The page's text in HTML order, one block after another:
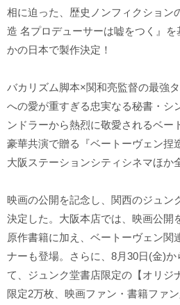
相に迫った、歴史ノンフィクション
造 名プロデューサーは嘘をつく』
かの日本で製作決定！
バカリズム脚本×関和亮監督の最強
への愛が重すぎる忠実なる秘書・シ
ンドラーから熱烈に敬愛されるベー
豪華共演で贈る『ベートーヴェン捏
大阪ステーションシティシネマほか
映画の公開を記念し、関西のジュン
決定した。大阪本店では、映画公開
原作書籍に加え、ベートーヴェン関
ナーも登場。さらに、8月30日(金)
て、ジュンク堂書店限定の【オリジ
限定2万枚、映画ファン・書籍ファ